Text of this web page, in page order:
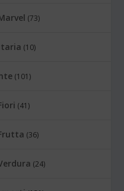
(73)
(10)
(101)
(41)
(36)
(24)